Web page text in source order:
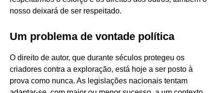
nosso deixará de ser respeitado.
Um problema de vontade política
O direito de autor, que durante séculos protegeu os
criadores contra a exploração, está hoje a ser posto à
prova como nunca. As legislações nacionais tentam